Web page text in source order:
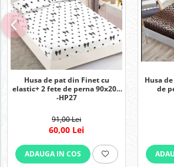
Husa de pat din Finet cu
elastic+ 2 fete de perna 90x200
-HP27
91,00 Lei
60,00 Lei
ADAUGA IN COS
Husa
de